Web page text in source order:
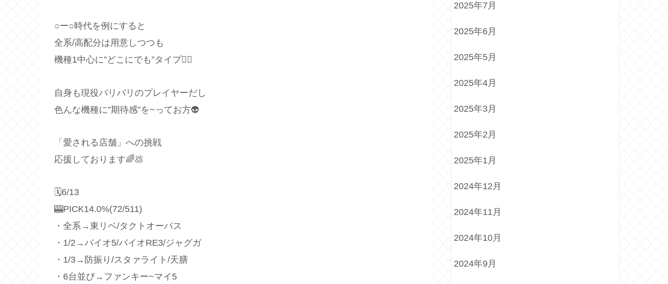
○ー○時代を例にすると
全系/高配分は用意しつつも
機種1中心に”どこにでも”タイプ🙋‍♂️
自身も現役バリバリのプレイヤーだし
色んな機種に”期待感”を~ってお方👽
「愛される店舗」への挑戦
応援しております🌈💩
🗓6/13
🎰PICK14.0%(72/511)
・全系→東リベ/タクトオーパス
・1/2→バイオ5/バイオRE3/ジャグガ
・1/3→防振り/スタァライト/天膳
・6台並び→ファンキー~マイ5
2025年7月
2025年6月
2025年5月
2025年4月
2025年3月
2025年2月
2025年1月
2024年12月
2024年11月
2024年10月
2024年9月